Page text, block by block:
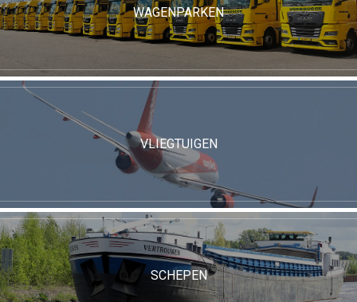
WAGENPARKEN
VLIEGTUIGEN
SCHEPEN